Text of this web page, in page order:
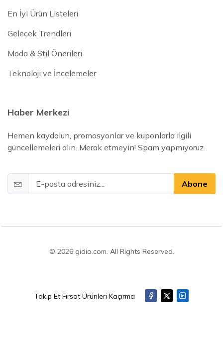
En İyi Ürün Listeleri
Gelecek Trendleri
Moda & Stil Önerileri
Teknoloji ve İncelemeler
Haber Merkezi
Hemen kaydolun, promosyonlar ve kuponlarla ilgili
güncellemeleri alın. Merak etmeyin! Spam yapmıyoruz.
Abone
© 2026 gidio.com. All Rights Reserved.
Takip Et Fırsat Ürünleri Kaçırma